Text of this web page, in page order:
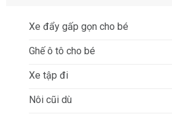
Xe đẩy gấp gọn cho bé
Ghế ô tô cho bé
Xe tập đi
Nôi cũi dù